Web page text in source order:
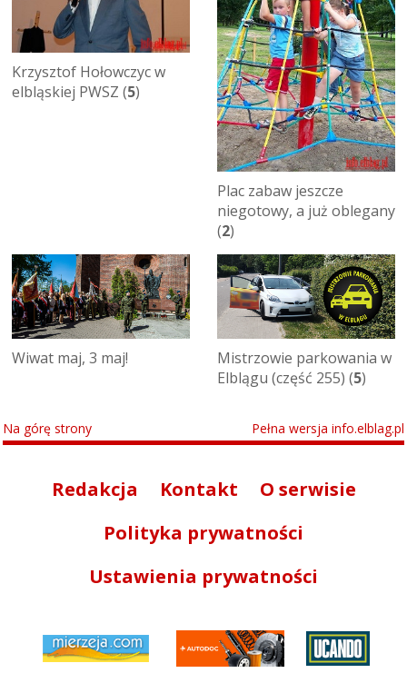
Krzysztof Hołowczyc w
elbląskiej PWSZ (5)
Plac zabaw jeszcze
niegotowy, a już oblegany
(2)
Wiwat maj, 3 maj!
Mistrzowie parkowania w
Elblągu (część 255) (5)
Na górę strony Pełna wersja info.elblag.pl
Redakcja Kontakt
O serwisie
Polityka prywatności
Ustawienia prywatności